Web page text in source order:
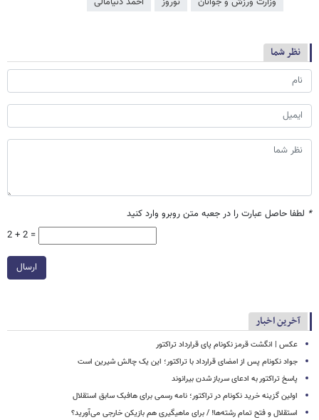
نظر شما
* لطفا حاصل عبارت را در جعبه متن روبرو وارد کنید
2 + 2 =
ارسال
آخرین اخبار
عکس | انگشت قرمز نکونام پای قرارداد تراکتور
جواد نکونام پس از امضای قرارداد با تراکتور؛ این یک چالش شیرین است
پاسخ تراکتور به ادعای سرباز شدن بیرانوند
اولین گزینه خرید نکونام در تراکتور؛ نامه رسمی برای هافبک سابق استقلال
استقلال و فتح تمام رشته‌ها! / برای ماهیگیری هم بازیکن خارجی می‌آورید؟